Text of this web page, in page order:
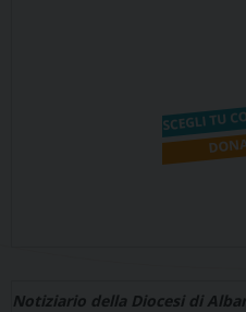
Notiziario della Diocesi di